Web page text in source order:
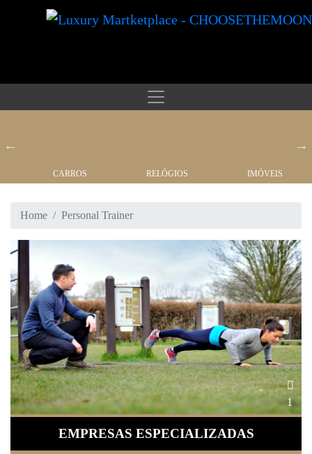
CARROS RELÓGIOS IMÓVEIS
Home Personal Trainer
1
EMPRESAS ESPECIALIZADAS